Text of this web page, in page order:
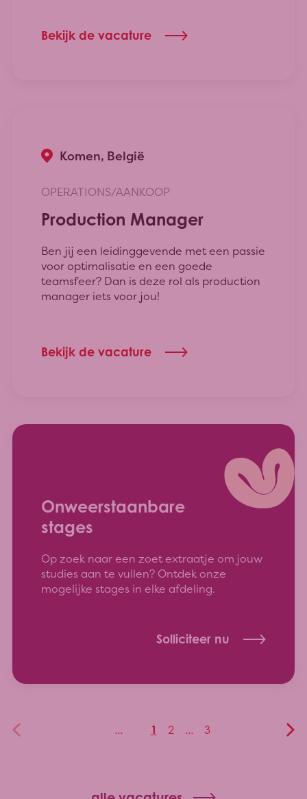
Bakeries iets voor jou.
Bekijk de vacature
Komen, België
OPERATIONS/AANKOOP
Production Manager
Ben jij een leidinggevende met een passie
voor optimalisatie en een goede
teamsfeer? Dan is deze rol als production
manager iets voor jou!
Bekijk de vacature
Onweerstaanbare
stages
Op zoek naar een zoet extraatje om jouw
studies aan te vullen? Ontdek onze
mogelijke stages in elke afdeling.
Solliciteer nu
... 1 2 ... 3